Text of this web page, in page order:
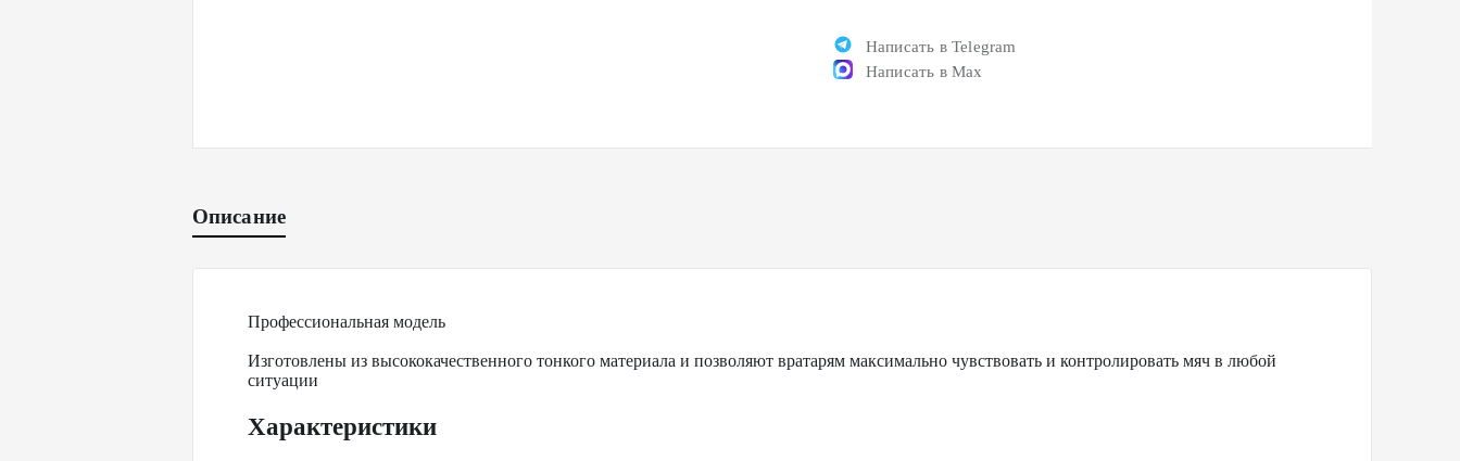
Написать в Telegram
Написать в Max
Описание
Профессиональная модель
Изготовлены из высококачественного тонкого материала и позволяют вратарям максимально чувствовать и контролировать мяч в любой
ситуации
Характеристики